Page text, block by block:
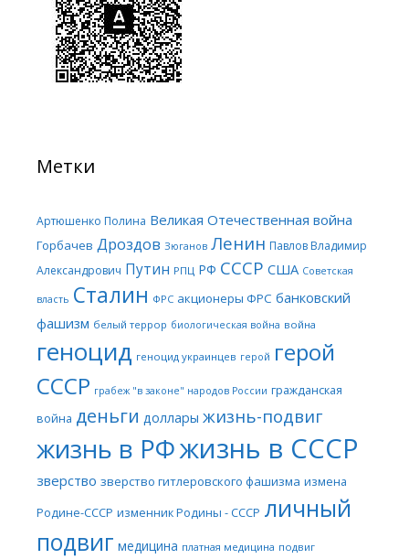
Метки
Артюшенко Полина Великая Отечественная война
Горбачев Дроздов Зюганов Ленин Павлов Владимир
Александрович Путин РПЦ РФ СССР США Советская
власть Сталин ФРС акционеры ФРС банковский
фашизм белый террор биологическая война война
геноцид геноцид украинцев герой герой
СССР грабеж "в законе" народов России гражданская
война деньги доллары жизнь-подвиг
жизнь в РФжизнь в СССР
зверство зверство гитлеровского фашизма измена
Родине-СССР изменник Родины - СССР личный
подвиг медицина платная медицина подвиг